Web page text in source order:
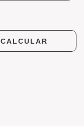
CALCULAR